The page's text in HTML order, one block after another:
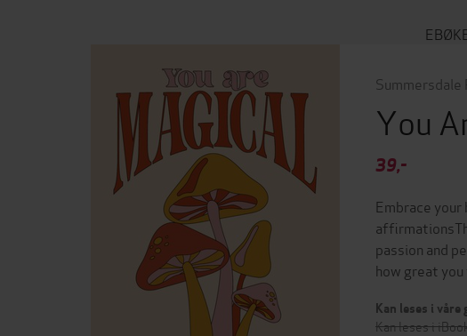
Summersdale
You
39,-
Embrace
passion and
how great
Kan leses i
Kan leses i